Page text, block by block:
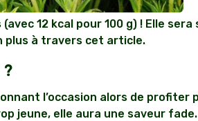
12 kcal pour 100 g) ! Elle sera
plus à travers cet article.
l’occasion alors de profiter
jeune, elle aura une saveur fade.